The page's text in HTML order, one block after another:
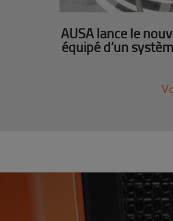
AUSA lance le
équipé d’un